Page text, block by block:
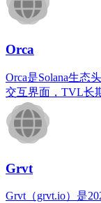
Orca
Orca是Solana生态
交互界面，TVL长
Grvt
Grvt（grvt.io）是